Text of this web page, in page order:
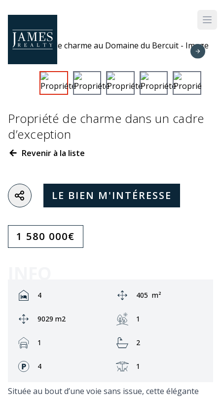
Propriété de charme dans un cadre
d’exception
Revenir à la liste
LE BIEN M'INTÉRESSE
1 580 000€
Rooms:
4 Zone:
405 m²
Ground area:
9029 m2 Jardin:
1
Garage:
1 Bathrooms:
2
Façades:
4 Terrasse:
1
Située au bout d’une voie sans issue, cette élégante